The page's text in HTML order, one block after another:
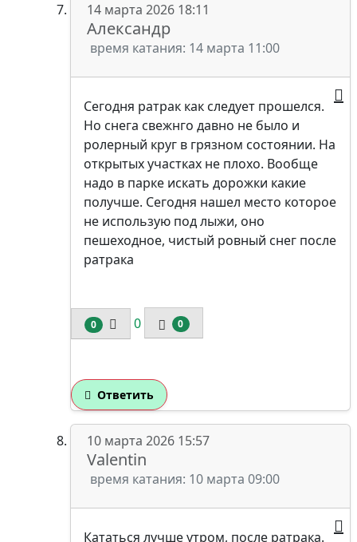
14 марта 2026 18:11
Александр
время катания: 14 марта 11:00
Сегодня ратрак как следует прошелся.
Но снега свежнго давно не было и
ролерный круг в грязном состоянии. На
открытых участках не плохо. Вообще
надо в парке искать дорожки какие
получше. Сегодня нашел место которое
не использую под лыжи, оно
пешеходное, чистый ровный снег после
ратрака
0 0 0
Ответить
10 марта 2026 15:57
Valentin
время катания: 10 марта 09:00
Кататься лучше утром, после ратрака.